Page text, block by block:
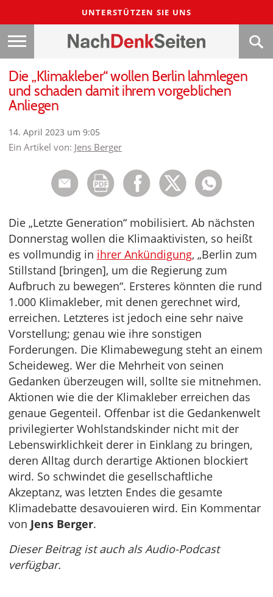
UNTERSTÜTZEN SIE UNS
Die „Klimakleber“ wollen Berlin lahmlegen
und schaden damit ihrem vorgeblichen
Anliegen
14. April 2023 um 9:05
Ein Artikel von: Jens Berger
Die „Letzte Generation“ mobilisiert. Ab nächsten
Donnerstag wollen die Klimaaktivisten, so heißt
es vollmundig in ihrer Ankündigung, „Berlin zum
Stillstand [bringen], um die Regierung zum
Aufbruch zu bewegen“. Ersteres könnten die rund
1.000 Klimakleber, mit denen gerechnet wird,
erreichen. Letzteres ist jedoch eine sehr naive
Vorstellung; genau wie ihre sonstigen
Forderungen. Die Klimabewegung steht an einem
Scheideweg. Wer die Mehrheit von seinen
Gedanken überzeugen will, sollte sie mitnehmen.
Aktionen wie die der Klimakleber erreichen das
genaue Gegenteil. Offenbar ist die Gedankenwelt
privilegierter Wohlstandskinder nicht mit der
Lebenswirklichkeit derer in Einklang zu bringen,
deren Alltag durch derartige Aktionen blockiert
wird. So schwindet die gesellschaftliche
Akzeptanz, was letzten Endes die gesamte
Klimadebatte desavouieren wird. Ein Kommentar
von Jens Berger.
Dieser Beitrag ist auch als Audio-Podcast
verfügbar.